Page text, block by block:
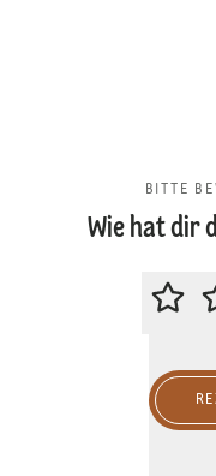
BITTE
Wie hat dir